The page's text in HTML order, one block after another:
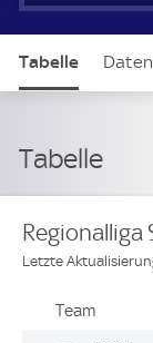
Tabelle Daten
Tabelle
Regionalliga
Letzte
PlatzTeam